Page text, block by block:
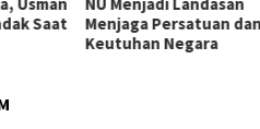
Saat
Menjaga Persatuan dan
Keutuhan Negara